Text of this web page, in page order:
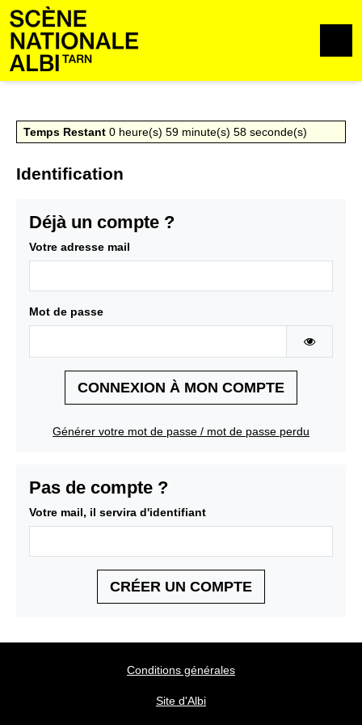
Aller au contenu
Temps Restant 0 heure(s) 59 minute(s) 58 seconde(s)
Identification
Déjà un compte ?
Votre adresse mail
Mot de passe
CONNEXION À MON COMPTE
Générer votre mot de passe / mot de passe perdu
Pas de compte ?
Votre mail, il servira d'identifiant
CRÉER UN COMPTE
Conditions générales
Site d'Albi